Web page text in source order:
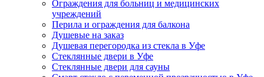
Ограждения для больниц и медицинских
учреждений
Перила и ограждения для балкона
Душевые на заказ
Душевая перегородка из стекла в Уфе
Стеклянные двери в Уфе
Стеклянные двери для сауны